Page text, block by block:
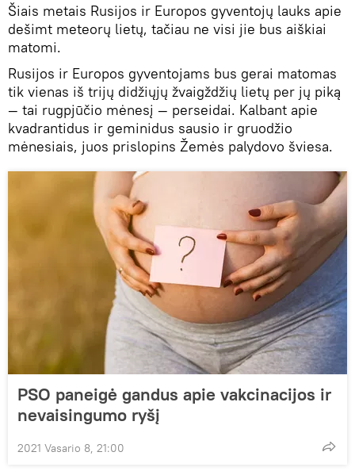
Šiais metais Rusijos ir Europos gyventojų lauks apie
dešimt meteorų lietų, tačiau ne visi jie bus aiškiai
matomi.
Rusijos ir Europos gyventojams bus gerai matomas
tik vienas iš trijų didžiųjų žvaigždžių lietų per jų piką
— tai rugpjūčio mėnesį — perseidai. Kalbant apie
kvadrantidus ir geminidus sausio ir gruodžio
mėnesiais, juos prislopins Žemės palydovo šviesa.
PSO paneigė gandus apie vakcinacijos ir
nevaisingumo ryšį
2021 Vasario 8, 21:00